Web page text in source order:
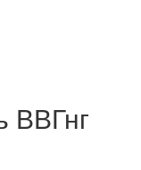
ВВГнг